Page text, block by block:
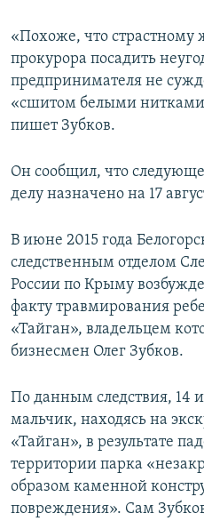
«Похоже, что страстному
прокурора посадить
предпринимателя не
«сшитом белыми
пишет Зубков.
Он сообщил, что
делу назначено на 17
В июне 2015 года
следственным отделом
России по Крыму
факту травмирования
«Тайган», владельцем
бизнесмен Олег Зубков.
По данным следствия, 14
мальчик, находясь на
«Тайган», в результате
территории парка
образом каменной
повреждения». Сам